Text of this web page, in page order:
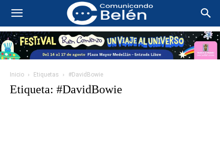
Inicio Etiquetas #DavidBowie
Etiqueta: #DavidBowie